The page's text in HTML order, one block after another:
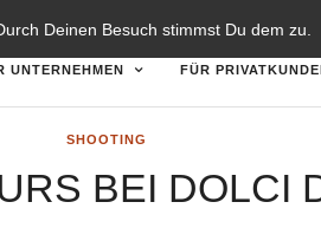
Deinen Besuch stimmst Du dem zu.
UNTERNEHMEN FÜR
SHOOTING
BEI DOLCI